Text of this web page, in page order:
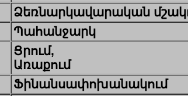
Ձեռնարկավարական
Պահանջարկ
Ցրում,
Առաքում
Ֆինանսափոխանակում